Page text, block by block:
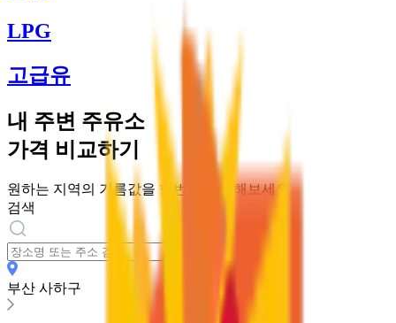
LPG
고급유
내 주변 주유소
가격 비교하기
원하는 지역의 기름값을 한번에 비교해보세요
검색
부산 사하구